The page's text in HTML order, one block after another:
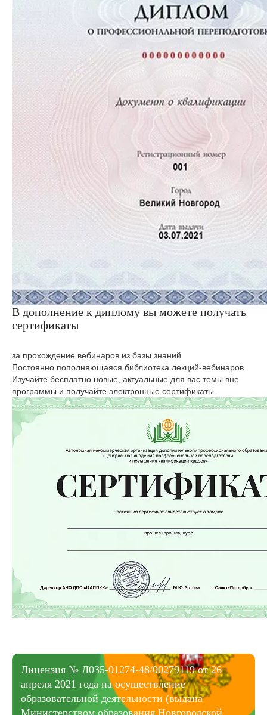
В дополнение к диплому вы можете получать
сертификаты
за прохождение вебинаров из базы знаний
Постоянно пополняющаяся библиотека лекций-вебинаров.
Изучайте бесплатно новые, актуальные для вас темы вне
программы и получайте электронные сертификаты.
Лицензия № Л035-01274-48/00279119 от 26
апреля 2021 года на осуществление
образовательной деятельности (выдана